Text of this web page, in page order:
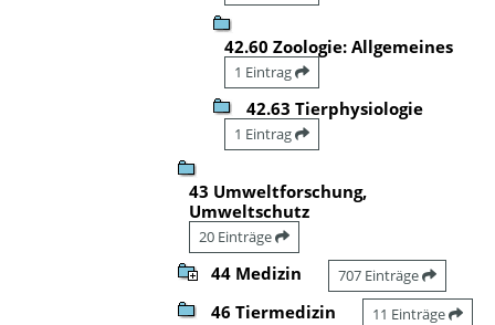
42.60 Zoologie: Allgemeines
1 Eintrag
42.63 Tierphysiologie
1 Eintrag
43 Umweltforschung,
Umweltschutz
20 Einträge
44 Medizin 707 Einträge
46 Tiermedizin 11 Einträge